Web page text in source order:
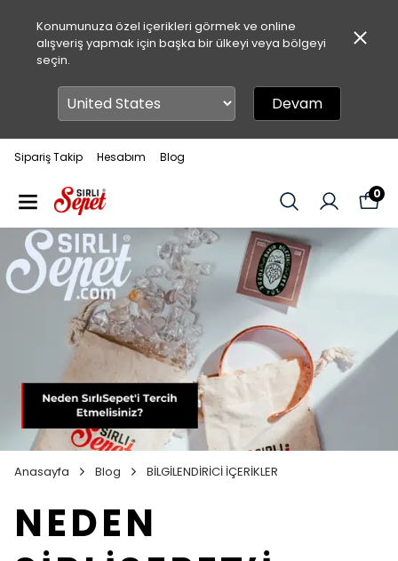
Konumunuza özel içerikleri görmek ve online
alışveriş yapmak için başka bir ülkeyi veya bölgeyi
seçin.
Devam
Sipariş Takip Hesabım Blog
0
Anasayfa Blog BİLGİLENDİRİCİ İÇERİKLER
NEDEN